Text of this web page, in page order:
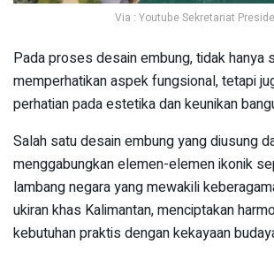
Via : Youtube Sekretariat
Pada proses desain embung, tidak hanya
memperhatikan aspek fungsional, tetapi
perhatian pada estetika dan keunikan
Salah satu desain embung yang diusung
menggabungkan elemen-elemen ikonik
lambang negara yang mewakili
ukiran khas Kalimantan, menciptakan
kebutuhan praktis dengan kekayaan